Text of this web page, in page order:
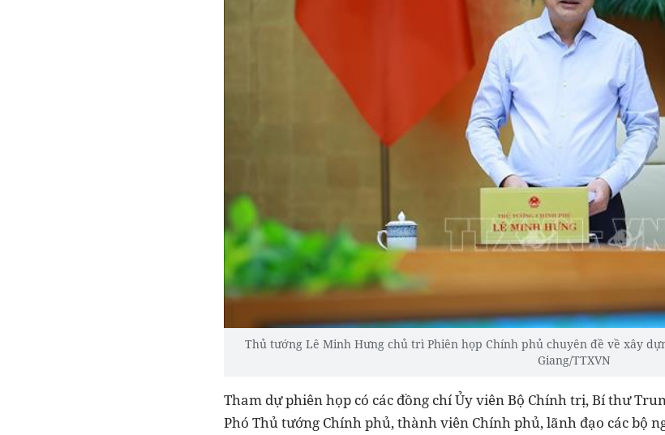
Thủ tướng Lê Minh Hưng chủ trì Phiên họp Chính phủ chuyên đề về xây
Giang/TTXVN
Tham dự phiên họp có các đồng chí Ủy viên Bộ Chính trị, Bí thư
Phó Thủ tướng Chính phủ, thành viên Chính phủ, lãnh đạo các bộ